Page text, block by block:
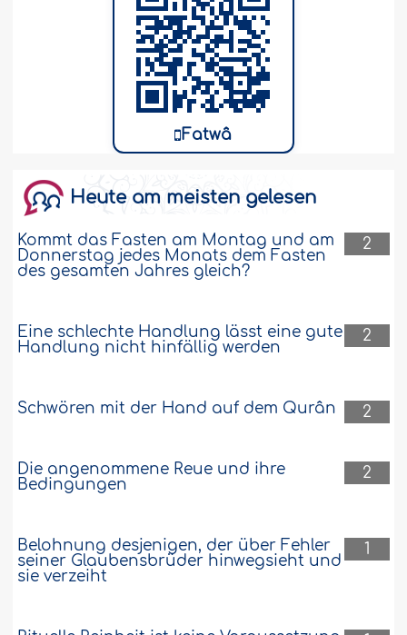
Fatwâ
Heute am meisten gelesen
2
Kommt das Fasten am Montag und am
Donnerstag jedes Monats dem Fasten
des gesamten Jahres gleich?
2
Eine schlechte Handlung lässt eine gute
Handlung nicht hinfällig werden
2
Schwören mit der Hand auf dem Qurân
2
Die angenommene Reue und ihre
Bedingungen
1
Belohnung desjenigen, der über Fehler
seiner Glaubensbrüder hinwegsieht und
sie verzeiht